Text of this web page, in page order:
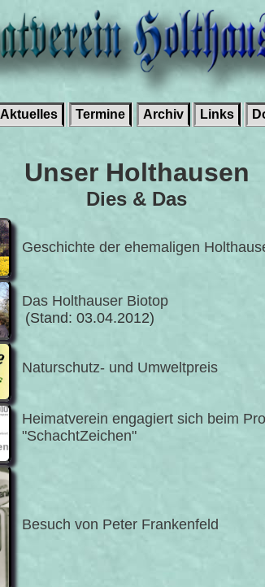
Aktuelles Termine Archiv Links
Unser Holthausen
Dies & Das
Geschichte der ehemaligen
Das Holthauser Biotop
(Stand: 03.04.2012)
Naturschutz- und Umweltpreis
Heimatverein engagiert sich beim
"SchachtZeichen"
Besuch von Peter Frankenfeld